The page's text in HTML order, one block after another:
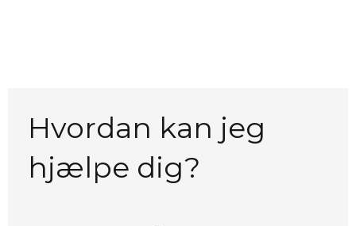
Hvordan kan jeg
hjælpe dig?